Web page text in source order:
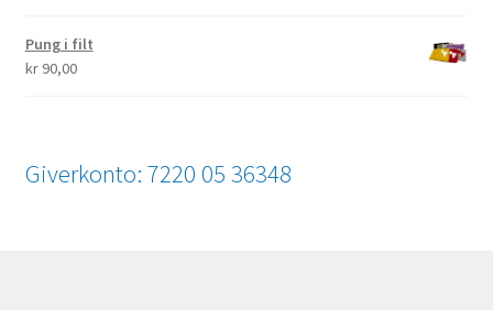
Pung i filt
kr90,00
Giverkonto: 7220 05 36348